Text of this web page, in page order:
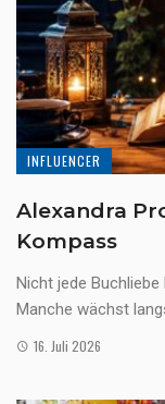
INFLUENCER
Alexandra
Kompass
Nicht jede
Manche wächst
16. Juli 2026